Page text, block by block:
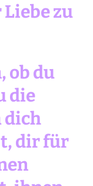
zu
ob du
die
dich
dir für